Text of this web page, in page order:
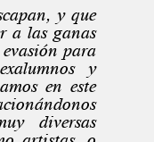
y que
a las ganas
para
y
en este
diversas